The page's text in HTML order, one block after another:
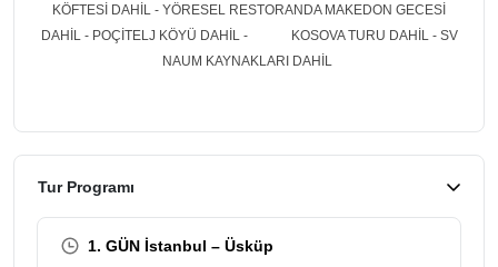
KÖFTESİ DAHİL - YÖRESEL RESTORANDA MAKEDON GECESİ
DAHİL - POÇİTELJ KÖYÜ DAHİL - KOSOVA TURU DAHİL - SV
NAUM KAYNAKLARI DAHİL
Tur Programı
1. GÜN İstanbul – Üsküp